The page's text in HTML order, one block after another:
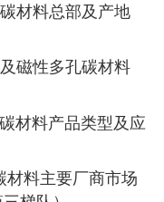
材料总部及产地
磁性多孔碳材料
材料产品类型及应
料主要厂商市场